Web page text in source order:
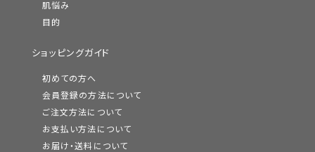
肌悩み
目的
ショッピングガイド
初めての方へ
会員登録の方法について
ご注文方法について
お支払い方法について
お届け・送料について